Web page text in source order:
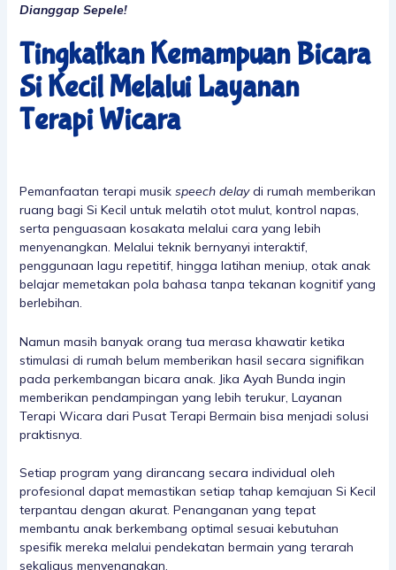
Dianggap Sepele!
Tingkatkan Kemampuan Bicara
Si Kecil Melalui Layanan
Terapi Wicara
Pemanfaatan terapi musik speech delaydi rumah memberikan
ruang bagi Si Kecil untuk melatih otot mulut, kontrol napas,
serta penguasaan kosakata melalui cara yang lebih
menyenangkan. Melalui teknik bernyanyi interaktif,
penggunaan lagu repetitif, hingga latihan meniup, otak anak
belajar memetakan pola bahasa tanpa tekanan kognitif yang
berlebihan.
Namun masih banyak orang tua merasa khawatir ketika
stimulasi di rumah belum memberikan hasil secara signifikan
pada perkembangan bicara anak. Jika Ayah Bunda ingin
memberikan pendampingan yang lebih terukur, Layanan
Terapi Wicara dari Pusat Terapi Bermain bisa menjadi solusi
praktisnya.
Setiap program yang dirancang secara individual oleh
profesional dapat memastikan setiap tahap kemajuan Si Kecil
terpantau dengan akurat. Penanganan yang tepat
membantu anak berkembang optimal sesuai kebutuhan
spesifik mereka melalui pendekatan bermain yang terarah
sekaligus menyenangkan.